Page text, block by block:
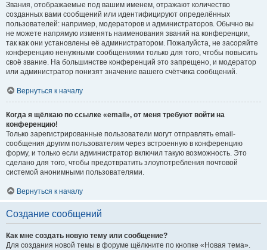
Звания, отображаемые под вашим именем, отражают количество
созданных вами сообщений или идентифицируют определённых
пользователей: например, модераторов и администраторов. Обычно вы
не можете напрямую изменять наименования званий на конференции,
так как они установлены её администратором. Пожалуйста, не засоряйте
конференцию ненужными сообщениями только для того, чтобы повысить
своё звание. На большинстве конференций это запрещено, и модератор
или администратор понизят значение вашего счётчика сообщений.
Вернуться к началу
Когда я щёлкаю по ссылке «email», от меня требуют войти на
конференцию!
Только зарегистрированные пользователи могут отправлять email-
сообщения другим пользователям через встроенную в конференцию
форму, и только если администратор включил такую возможность. Это
сделано для того, чтобы предотвратить злоупотребления почтовой
системой анонимными пользователями.
Вернуться к началу
Создание сообщений
Как мне создать новую тему или сообщение?
Для создания новой темы в форуме щёлкните по кнопке «Новая тема».